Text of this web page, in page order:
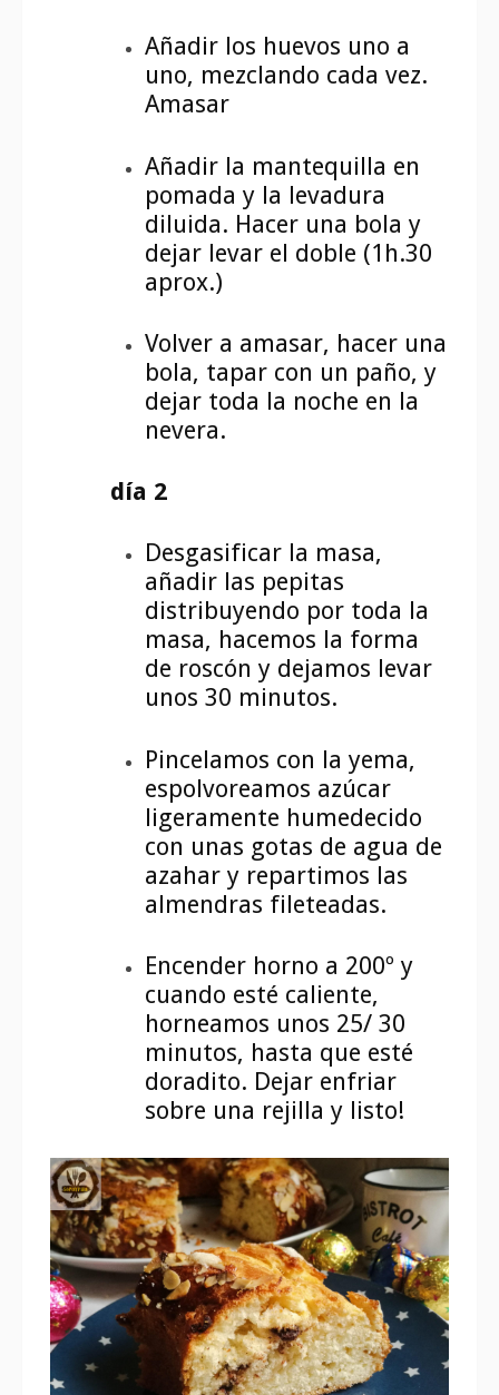
Añadir los huevos uno a
uno, mezclando cada vez.
Amasar
Añadir la mantequilla en
pomada y la levadura
diluida. Hacer una bola y
dejar levar el doble (1h.30
aprox.)
Volver a amasar, hacer una
bola, tapar con un paño, y
dejar toda la noche en la
nevera.
día 2
Desgasificar la masa,
añadir las pepitas
distribuyendo por toda la
masa, hacemos la forma
de roscón y dejamos levar
unos 30 minutos.
Pincelamos con la yema,
espolvoreamos azúcar
ligeramente humedecido
con unas gotas de agua de
azahar y repartimos las
almendras fileteadas.
Encender horno a 200º y
cuando esté caliente,
horneamos unos 25/ 30
minutos, hasta que esté
doradito. Dejar enfriar
sobre una rejilla y listo!